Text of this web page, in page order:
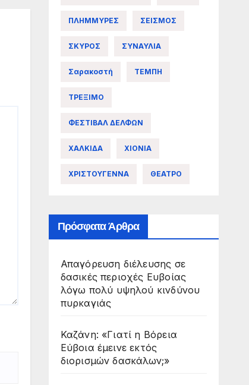
ΠΛΗΜΜΥΡΕΣ ΣΕΙΣΜΟΣ
ΣΚΥΡΟΣ ΣΥΝΑΥΛΙΑ
Σαρακοστή ΤΕΜΠΗ
ΤΡΕΞΙΜΟ
ΦΕΣΤΙΒΑΛ ΔΕΛΦΩΝ
ΧΑΛΚΙΔΑ ΧΙΟΝΙΑ
ΧΡΙΣΤΟΥΓΕΝΝΑ ΘΕΑΤΡΟ
Πρόσφατα Άρθρα
Απαγόρευση διέλευσης σε
δασικές περιοχές Ευβοίας
λόγω πολύ υψηλού κινδύνου
πυρκαγιάς
Καζάνη: «Γιατί η Βόρεια
Εύβοια έμεινε εκτός
διορισμών δασκάλων;»